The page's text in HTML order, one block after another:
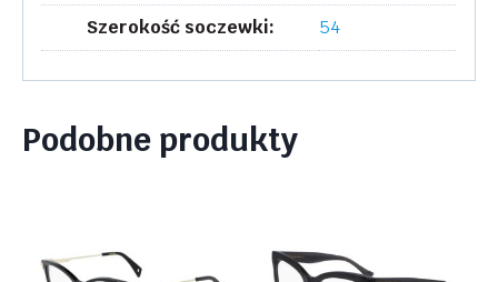
Szerokość soczewki: 54
Podobne produkty